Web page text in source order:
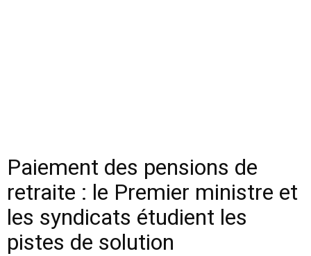
Paiement des pensions de
retraite : le Premier ministre et
les syndicats étudient les
pistes de solution